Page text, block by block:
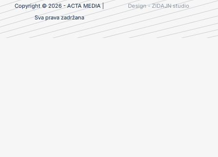
Design - ZIDAJN studio
Copyright © 2026 - ACTA MEDIA |
Sva prava zadržana